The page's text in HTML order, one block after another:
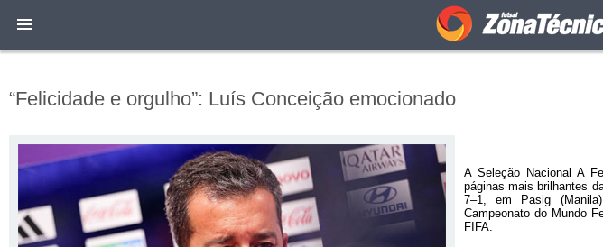
“Felicidade e orgulho”: Luís Conceição emocionado
A Seleção Nacional A
páginas mais brilhantes
7–1, em Pasig
Campeonato do Mundo
FIFA.